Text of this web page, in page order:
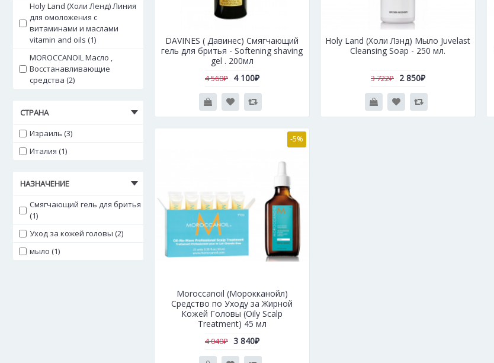
Holy Land (Холи Ленд) Линия
для омоложения с
витаминами и маслами
vitamin and oils (1)
MOROCCANOIL Масло ,
Восстанавливающие
средства (2)
СТРАНА
Израиль (3)
Италия (1)
НАЗНАЧЕНИЕ
Смягчающий гель для бритья
(1)
Уход за кожей головы (2)
мыло (1)
DAVINES ( Давинес) Смягчающий
гель для бритья - Softening shaving
gel . 200мл
4 560₽ 4 100₽
Holy Land (Холи Лэнд) Мыло Juvelast
Cleansing Soap - 250 мл.
3 722₽ 2 850₽
-5%
Moroccanoil (Морокканойл)
Средство по Уходу за Жирной
Кожей Головы (Oily Scalp
Treatment) 45 мл
4 040₽ 3 840₽